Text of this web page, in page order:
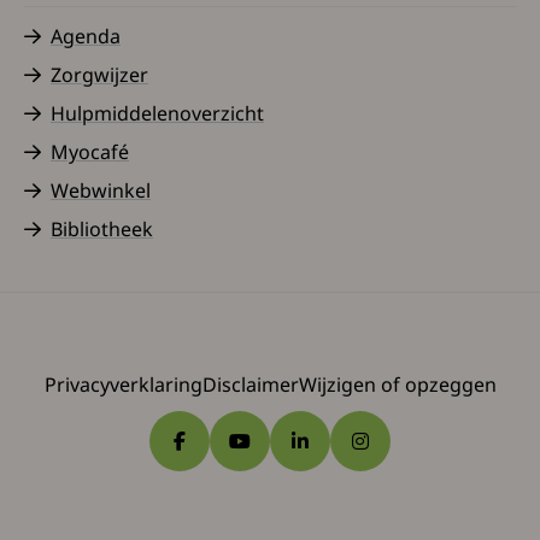
Agenda
Zorgwijzer
Hulpmiddelenoverzicht
Myocafé
Webwinkel
Bibliotheek
PrivacyverklaringDisclaimerWijzigen of opzeggen
Ga naar Facebook
Ga naar YouTube
Ga naar LinkedIn
Ga naar Instagram